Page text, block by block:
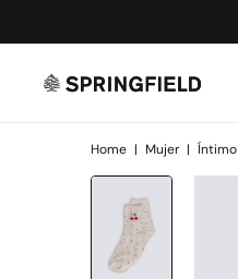
Home | Mujer | Íntimo